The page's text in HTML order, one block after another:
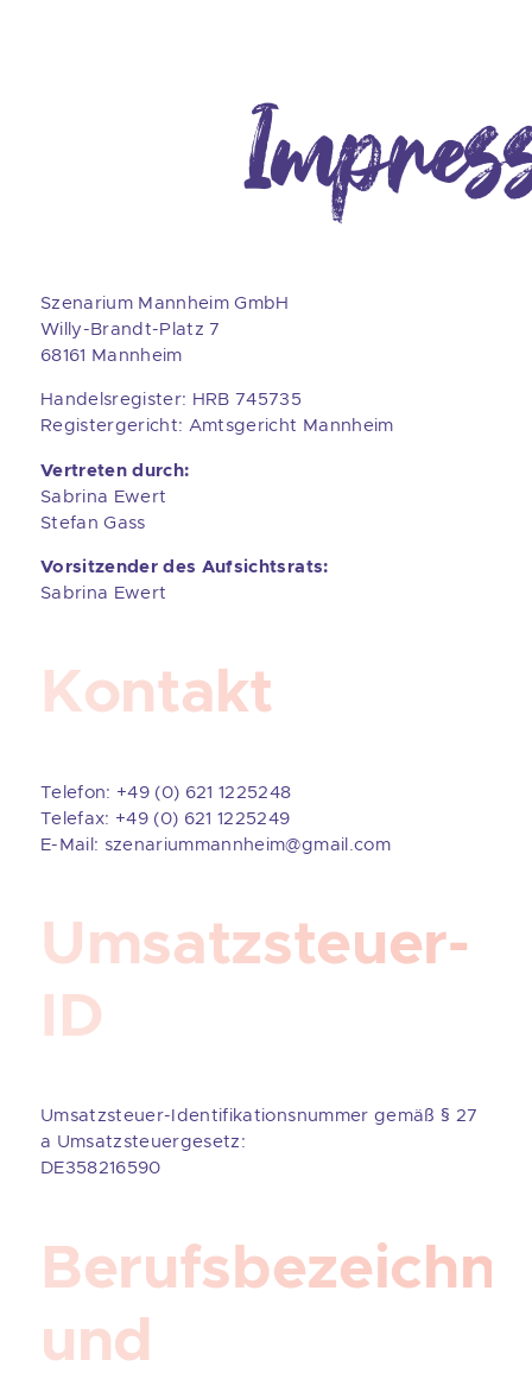
Szenarium Mannheim GmbH
Willy-Brandt-Platz 7
68161 Mannheim
Handelsregister: HRB 745735
Registergericht: Amtsgericht Mannheim
Vertreten durch:
Sabrina Ewert
Stefan Gass
Vorsitzender des Aufsichtsrats:
Sabrina Ewert
Kontakt
Telefon: +49 (0) 621 1225248
Telefax: +49 (0) 621 1225249
E-Mail: szenariummannheim@gmail.com
Umsatzsteuer-
ID
Umsatzsteuer-Identifikationsnummer gemäß § 27
a Umsatzsteuergesetz:
DE358216590
und